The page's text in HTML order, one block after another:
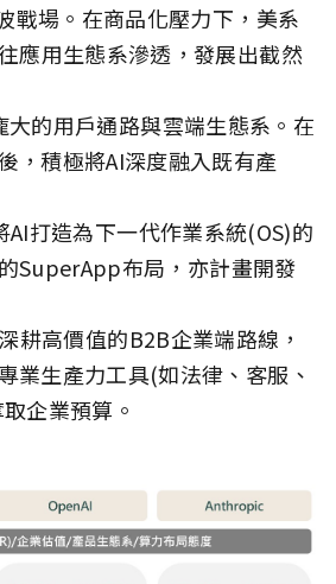
戰場。在商品化壓力下，美系
應用生態系滲透，發展出截然
大的用戶通路與雲端生態系。在
，積極將AI深度融入既有產
AI打造為下一代作業系統(OS)的
SuperApp布局，亦計畫開發
耕高價值的B2B企業端路線，
業生產力工具(如法律、客服、
企業預算。